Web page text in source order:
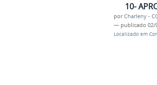
10-
porCharleny -
— publicado 02/
Localizado em